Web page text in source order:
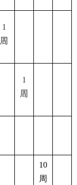
1
周
1
周
10
周